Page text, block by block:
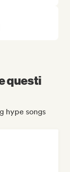
questi
hype songs